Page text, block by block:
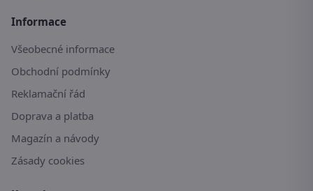
Informace
Všeobecné informace
Obchodní podmínky
Reklamační řád
Doprava a platba
Magazín a návody
Zásady cookies